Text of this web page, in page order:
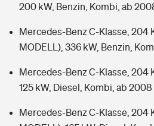
200 kW, Benzin, Kombi, ab
Mercedes-Benz C-Klasse, 204
MODELL), 336 kW, Benzin,
Mercedes-Benz C-Klasse, 204
125 kW, Diesel, Kombi, ab 2008
Mercedes-Benz C-Klasse, 204